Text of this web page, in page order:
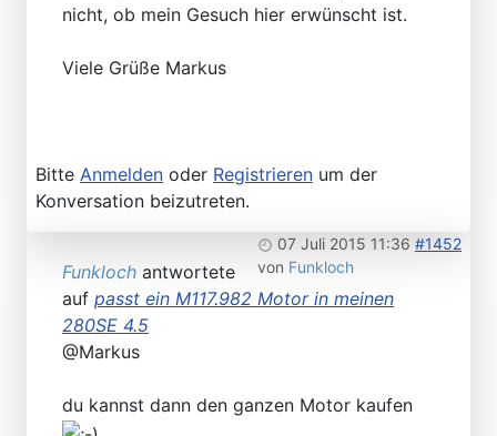
nicht, ob mein Gesuch hier erwünscht ist.
Viele Grüße Markus
Bitte Anmelden oder Registrieren um der
Konversation beizutreten.
07 Juli 2015 11:36 #1452
von Funkloch
Funkloch antwortete
auf passt ein M117.982 Motor in meinen
280SE 4.5
@Markus
du kannst dann den ganzen Motor kaufen